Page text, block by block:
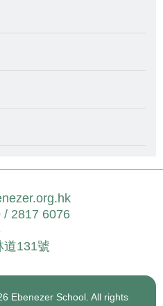
/ 2817 6076
道131號
Ebenezer School. All rights